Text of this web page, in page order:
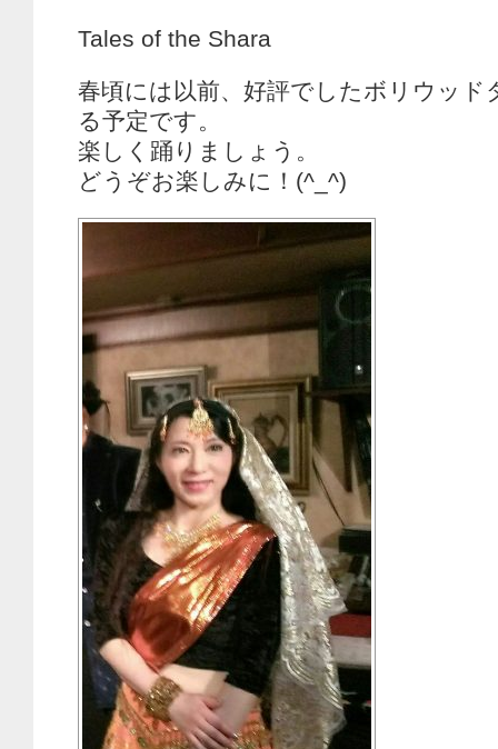
Tales of the Shara
春頃には以前、好評でしたボリウッド
る予定です。
楽しく踊りましょう。
どうぞお楽しみに！(^_^)